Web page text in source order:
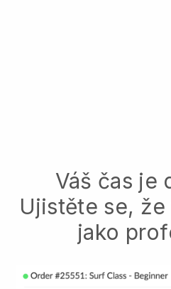
Váš čas je
Ujistěte se,
jako